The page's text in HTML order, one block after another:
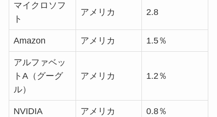
マイクロソフ
ト
アメリカ 2.8
Amazon アメリカ 1.5％
アルファベッ
トA（グーグ
ル）
アメリカ 1.2％
NVIDIA アメリカ 0.8％